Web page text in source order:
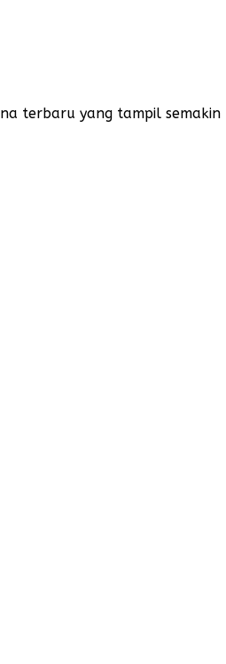
terbaru yang tampil semakin